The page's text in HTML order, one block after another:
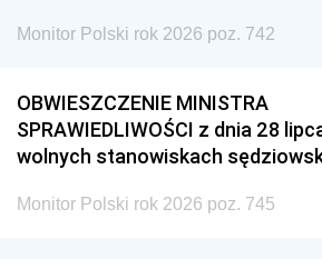
Monitor Polski rok 2026 poz. 742
OBWIESZCZENIE MINISTRA
SPRAWIEDLIWOŚCI z dnia 28
wolnych stanowiskach
Monitor Polski rok 2026 poz. 745